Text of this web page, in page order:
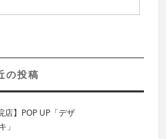
の投稿
店】POP UP「デザ
」